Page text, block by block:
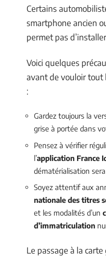
Certains
smartphone ancien
permet pas
Voici quelques
avant de vouloir tout
:
Gardez toujours la
grise à portée dans
Pensez à vérifier
l’application France
dématérialisation sera
Soyez attentif aux
nationale des titres
et les modalités d’un
d’immatriculation
Le passage à la